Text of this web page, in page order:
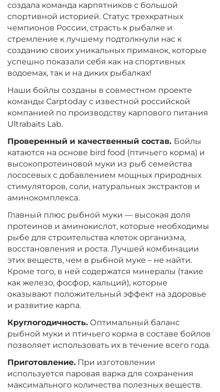
‍899‍ ₽‍1 058‍ ₽ +
−
Диаметр:
20 мм
Вкус:
Мульти Фиш
‍899‍ ₽‍1 058‍₽ +
−
Вкус:
Мульти Фрукт
‍899‍ ₽‍1 058‍₽ +
−
Диаметр:
Вкус:
Мульти Фрукт
‍899‍ ₽‍1 058‍ ₽ +
−
Диаметр:
24 мм
Вкус:
‍899‍ ₽‍1 058‍₽ +
−
Диаметр:
20 мм
Вкус:
Ананас
создала команда карпятников с большой
спортивной историей. Статус трехкратных
чемпионов России, страсть к рыбалке и
стремление к лучшему подтолкнули нас к
созданию своих уникальных приманок, которые
успешно показали себя как на спортивных
водоемах, так и на диких рыбалках!
Наши бойлы созданы в совместном проекте
команды Carptoday с известной российской
компанией по производству карпового питания
Ultrabaits Lab.
Проверенный и качественный состав. Бойлы
катаются на основе bird food (птичьего корма) и
высокопротеиновой муки из рыб семейства
лососевых с добавлением мощных природных
стимуляторов, соли, натуральных экстрактов и
аминокомплекса.
Главный плюс рыбной муки — высокая доля
протеинов и аминокислот, которые необходимы
рыбе для строительства клеток организма,
восстановления и роста. Лучшей комбинации
этих веществ, чем в рыбной муке – не найти.
Кроме того, в ней содержатся минералы (такие
как железо, фосфор, кальций), которые
оказывают положительный эффект на здоровье
и развитие карпа.
Круглогодичность. Оптимальный баланс
рыбной муки и птичьего корма в составе бойлов
позволяет использовать их в течение всего года.
Приготовление. При изготовлении
используется паровая варка для сохранения
максимального количества полезных веществ.